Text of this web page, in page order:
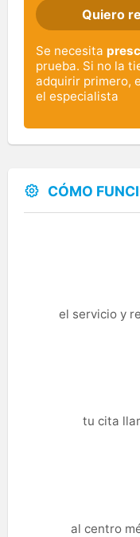
Quiero
Se necesita
prueba. Si no la
adquirir primero,
el especialista
CÓMO
el servicio y
tu cita
al centro